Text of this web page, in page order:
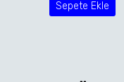
Sepete Ekle